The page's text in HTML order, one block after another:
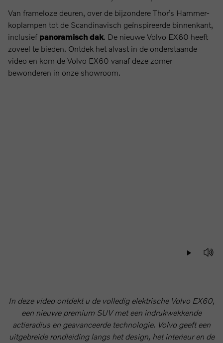
Van frameloze deuren, over de bijzondere Thor’s Hammer-
koplampen tot de Scandinavisch geïnspireerde binnenkant,
inclusief panoramisch dak. De nieuwe Volvo EX60 heeft
zoveel te bieden. Ontdek het alvast in de onderstaande
video en kom de Volvo EX60 vanaf deze zomer
bewonderen in onze showroom.
In deze video ontdekt u de volledig elektrische Volvo EX60,
een nieuwe premium SUV met een indrukwekkende
actieradius en geavanceerde technologie. Volvo geeft een
uitgebreide rondleiding langs het design, het interieur en de